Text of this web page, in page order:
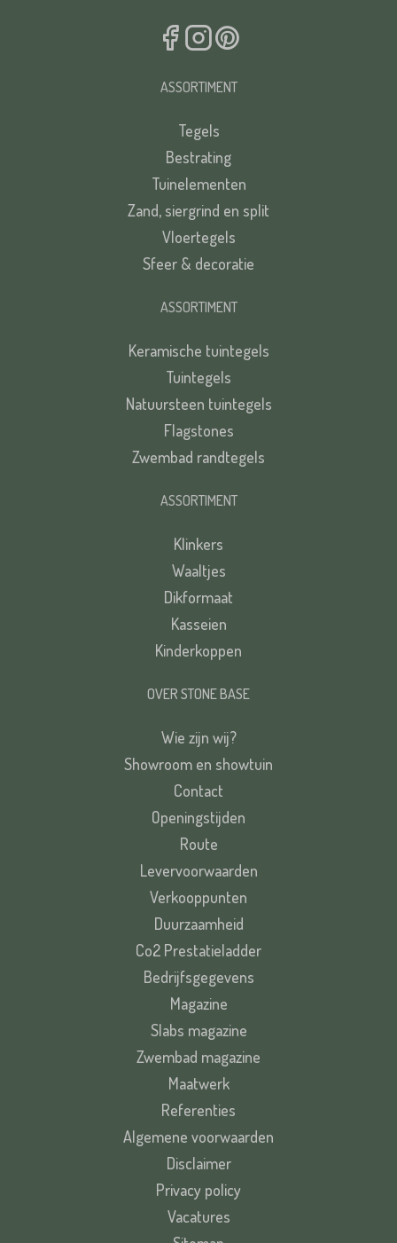
VERSTUREN
VERSTURENASSORTIMENT
Tegels
Bestrating
Tuinelementen
Zand, siergrind en split
Vloertegels
Sfeer & decoratie
ASSORTIMENT
Keramische tuintegels
Tuintegels
Natuursteen tuintegels
Flagstones
Zwembad randtegels
ASSORTIMENT
Klinkers
Waaltjes
Dikformaat
Kasseien
Kinderkoppen
OVER STONE BASE
Wie zijn wij?
Showroom en showtuin
Contact
Openingstijden
Route
Levervoorwaarden
Verkooppunten
Duurzaamheid
Co2 Prestatieladder
Bedrijfsgegevens
Magazine
Slabs magazine
Zwembad magazine
Maatwerk
Referenties
Algemene voorwaarden
Disclaimer
Privacy policy
Vacatures